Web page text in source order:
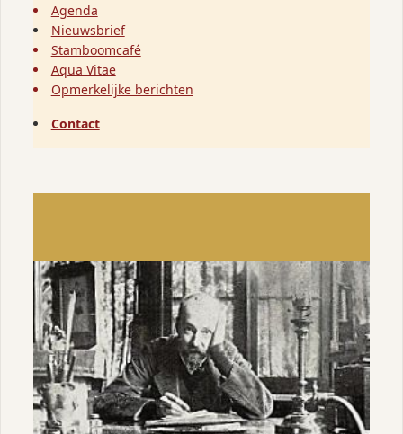
Agenda
Nieuwsbrief
Stamboomcafé
Aqua Vitae
Opmerkelijke berichten
Contact